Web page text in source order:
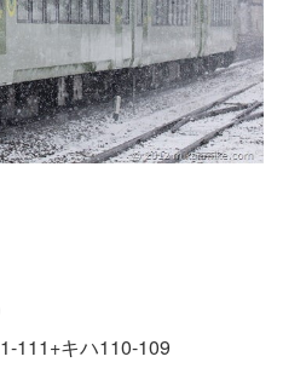
111+キハ110-109